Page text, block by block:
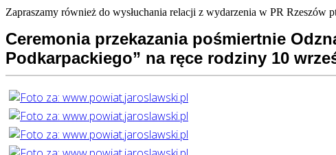
Zapraszamy również do wysłuchania relacji z wydarzenia w PR Rzeszów
Ceremonia przekazania pośmiertnie
Podkarpackiego” na ręce rodziny 10